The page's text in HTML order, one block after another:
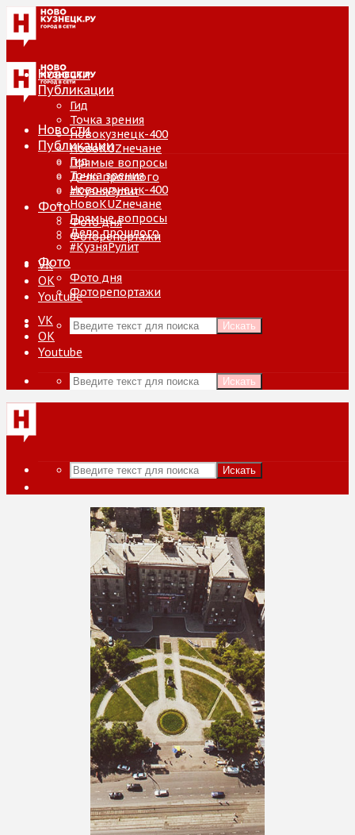
Новости
Публикации
Гид
Точка зрения
Новокузнецк-400
НовоKUZнечане
Прямые вопросы
Дело прошлого
#КузняРулит
Фото
Фото дня
Фоторепортажи
VK
ОК
Youtube
Искать
Новости
Публикации
Гид
Точка зрения
Новокузнецк-400
НовоKUZнечане
Прямые вопросы
Дело прошлого
#КузняРулит
Фото
Фото дня
Фоторепортажи
VK
ОК
Youtube
Искать
Искать